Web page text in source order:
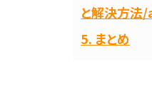
と解決方法/
5. まとめ